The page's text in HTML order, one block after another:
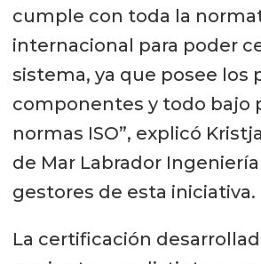
cumple con toda la
internacional para poder
sistema, ya que posee los
componentes y todo bajo
normas ISO”, explicó
de Mar Labrador
gestores de esta iniciativa.
La certificación